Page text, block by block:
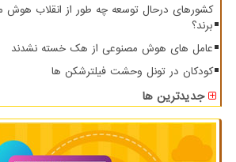
کشورهای درحال توسعه چه طور از انقلاب هوش
برند؟
عامل های هوش مصنوعی از هک خسته نشدند
کودکان در تونل وحشت فیلترشکن ها
جدیدترین ها